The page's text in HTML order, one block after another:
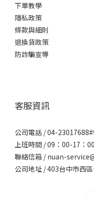
下單教學
隱私政策
條款與細則
退換貨政策
防詐騙宣導
客服資訊
公司電話 / 04-
上班時間 / 09：00-17：00
聯絡信箱 / nuan-
公司地址 / 403台中市西